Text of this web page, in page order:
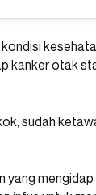
kanker otak
sudah
yang mengidap